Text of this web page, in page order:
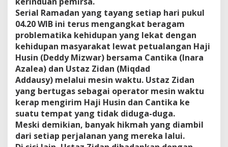
Serial Ramadan yang tayang setiap hari pukul
04.20 WIB ini terus mengangkat beragam
problematika kehidupan yang lekat dengan
kehidupan masyarakat lewat petualangan Haji
Husin (Deddy Mizwar) bersama Cantika (Inara
Azalea) dan Ustaz Zidan (Miqdad
Addausy) melalui mesin waktu. Ustaz Zidan
yang bertugas sebagai operator mesin waktu
kerap mengirim Haji Husin dan Cantika ke
suatu tempat yang tidak diduga-duga.
Meski demikian, banyak hikmah yang diambil
dari setiap perjalanan yang mereka lalui.